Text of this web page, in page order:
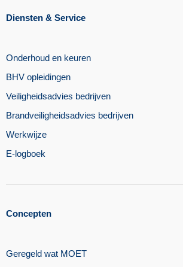
Diensten & Service
Onderhoud en keuren
BHV opleidingen
Veiligheidsadvies bedrijven
Brandveiligheidsadvies bedrijven
Werkwijze
E-logboek
Concepten
Geregeld wat MOET